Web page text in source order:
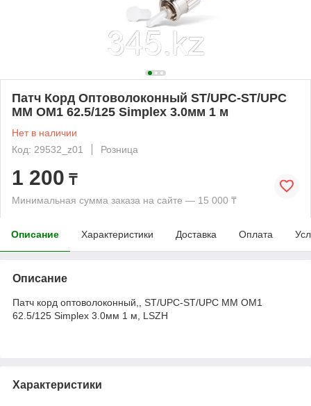
Патч Корд Оптоволоконный ST/UPC-ST/UPC
MM OM1 62.5/125 Simplex 3.0мм 1 м
Нет в наличии
Код: 29532_z01
Розница
1 200 ₸
Минимальная сумма заказа на сайте — 15 000 ₸
Описание Характеристики Доставка Оплата
Описание
Патч корд оптоволоконный,, ST/UPC-ST/UPC MM OM1
62.5/125 Simplex 3.0мм 1 м, LSZH
Характеристики